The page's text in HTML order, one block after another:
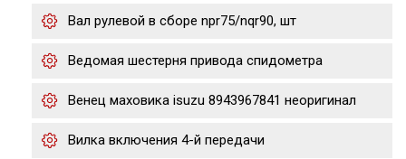
Вал рулевой в сборе npr75/nqr90, шт
Ведомая шестерня привода спидометра
Венец маховика isuzu 8943967841 неоригинал
Вилка включения 4-й передачи